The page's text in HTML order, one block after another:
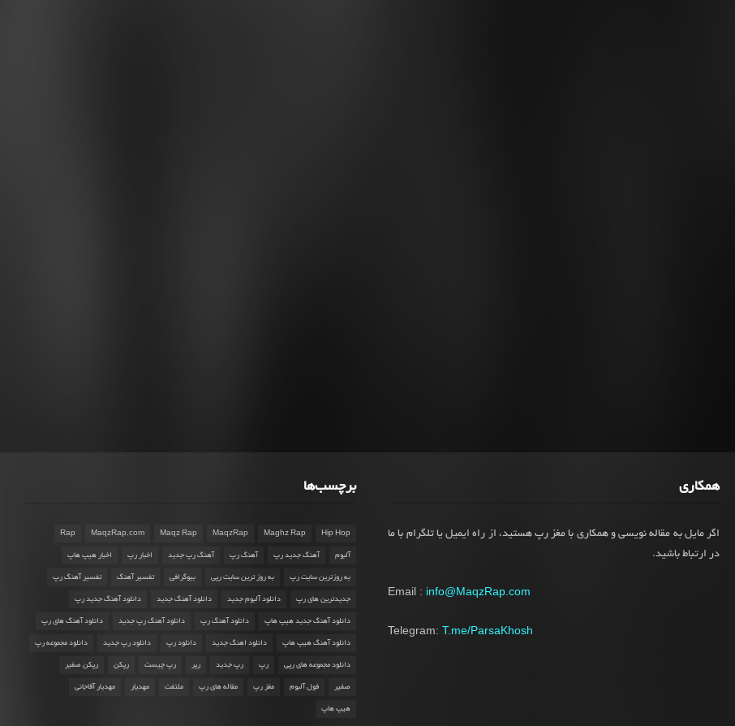
همکاری
اگر مایل به مقاله نویسی و همکاری با مغز رپ هستید، از راه ایمیل یا تلگرام با ما
در ارتباط باشید.
Email : info@MaqzRap.com
Telegram:T.me/ParsaKhosh
برچسب‌ها
Hip Hop
Maghz Rap
MaqzRap
Maqz Rap
MaqzRap.com
Rap
آلبوم آهنگ جدید رپ آهنگ رپ آهنگ رپ جدید اخبار رپ اخبار هیپ هاپ
به روزترین سایت رپ به روز ترین سایت رپی بیوگرافی تفسیر آهنگ تفسیر آهنگ رپ
جدیدترین های رپ دانلود آلبوم جدید دانلود آهنگ جدید دانلود آهنگ جدید رپ
دانلود آهنگ جدید هیپ هاپ دانلود آهنگ رپ دانلود آهنگ رپ جدید دانلود آهنگ های رپ
دانلود آهنگ هیپ هاپ دانلود اهنگ جدید دانلود رپ دانلود رپ جدید دانلود مجموعه رپ
دانلود مجموعه های رپی رپ رپ جدید رپر رپ چیست رپکن رپکن صفیر
صفیر فول آلبوم مغز رپ مقاله های رپ ملتفت مهدیار مهدیار آقاجانی
هیپ هاپ